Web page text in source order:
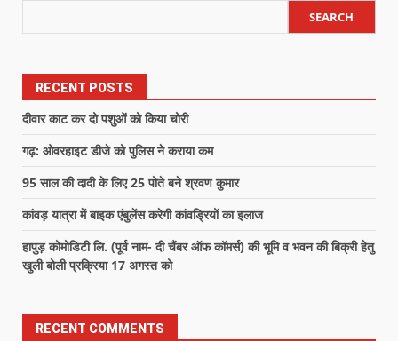
SEARCH
RECENT POSTS
दीवार काट कर दो पशुओं को किया चोरी
गढ़: ओवरहाइट डीजे को पुलिस ने कराया कम
95 साल की दादी के लिए 25 पोते बने श्रवण कुमार
कांवड़ यात्रा में बाइक एंबुलेंस करेगी कांवड्रियों का इलाज
हापुड़ कोमोडिटी लि. (पूर्व नाम- दी चैंबर ऑफ कॉमर्स) की भूमि व भवन की बिक्री हेतु
खुली बोली प्रक्रिया 17 अगस्त को
RECENT COMMENTS